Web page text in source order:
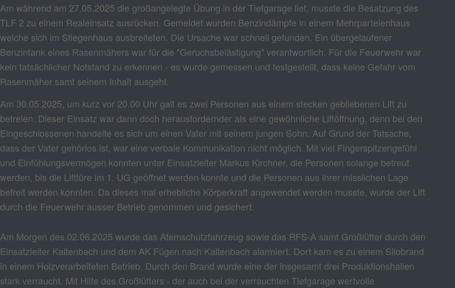
Am während am 27.05.2025 die großangelegte Übung in der Tiefgarage lief, musste die Besatzung des
TLF 2 zu einem Realeinsatz ausrücken. Gemeldet wurden Benzindämpfe in einem Mehrparteienhaus
welche sich im Stiegenhaus ausbreiteten. Die Ursache war schnell gefunden. Ein übergelaufener
Benzintank eines Rasenmähers war für die "Geruchsbelästigung" verantwortlich. Für die Feuerwehr war
kein tatsächlicher Notstand zu erkennen - es wurde gemessen und festgestellt, dass keine Gefahr vom
Rasenmäher samt seinem Inhalt ausgeht.
Am 30.05.2025, um kurz vor 20.00 Uhr galt es zwei Personen aus einem stecken gebliebenen Lift zu
befreien. Dieser Einsatz war dann doch herausfordernder als eine gewöhnliche Liftöffnung, denn bei den
Eingeschlossenen handelte es sich um einen Vater mit seinem jungen Sohn. Auf Grund der Tatsache,
dass der Vater gehörlos ist, war eine verbale Kommunikation nicht möglich. Mit viel Fingerspitzengefühl
und Einfühlungsvermögen konnten unter Einsatzleiter Markus Kirchner, die Personen solange betreut
werden, bis die Lifttüre im 1. UG geöffnet werden konnte und die Personen aus ihrer misslichen Lage
befreit werden konnten. Da dieses mal erhebliche Körperkraft angewendet werden musste, wurde der Lift
durch die Feuerwehr ausser Betrieb genommen und gesichert.
Am Morgen des 02.06.2025 wurde das Atemschutzfahrzeug sowie das RFS-A samt Großlüfter durch den
Einsatzleiter Kaltenbach und dem AK Fügen nach Kaltenbach alarmiert. Dort kam es zu einem Silobrand
in einem Holzverarbeiteten Betrieb. Durch den Brand wurde eine der insgesamt drei Produktionshallen
stark verraucht. Mit Hilfe des Großlüfters - der auch bei der verrauchten Tiefgarage wertvolle